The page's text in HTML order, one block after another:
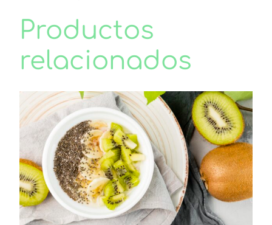
7
0
t
h
r
o
u
Productos
relacionados